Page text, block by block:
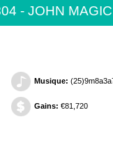
- JOHN
Musique:
Gains: €81,720